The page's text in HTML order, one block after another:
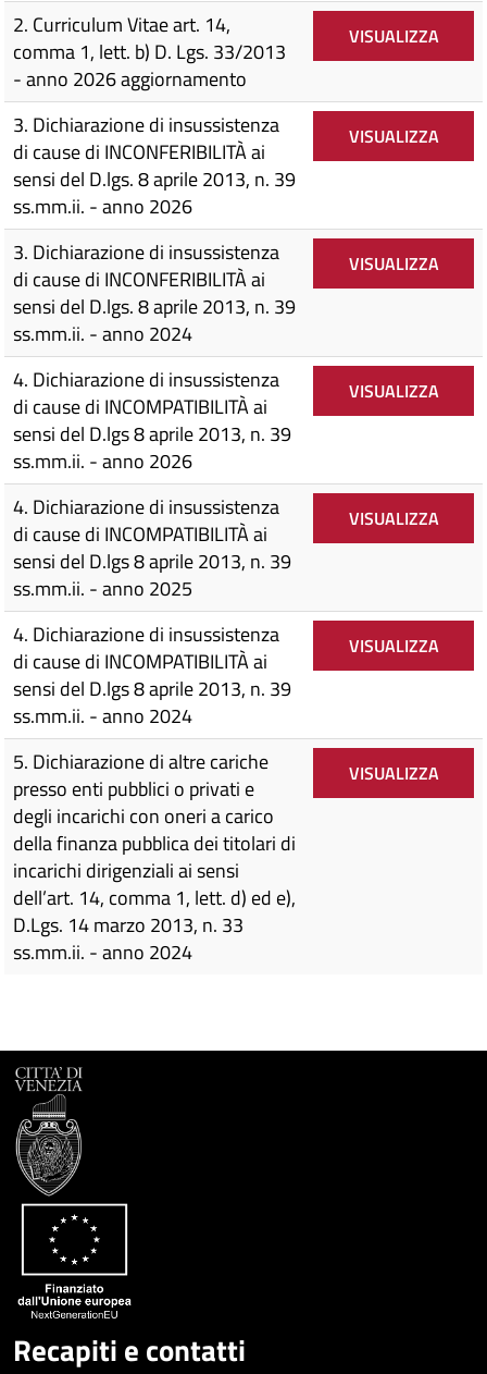
2. Curriculum Vitae art. 14,
comma 1, lett. b) D. Lgs. 33/2013
- anno 2026 aggiornamento
VISUALIZZA
3. Dichiarazione di insussistenza
di cause di INCONFERIBILITÀ ai
sensi del D.lgs. 8 aprile 2013, n. 39
ss.mm.ii. - anno 2026
VISUALIZZA
3. Dichiarazione di insussistenza
di cause di INCONFERIBILITÀ ai
sensi del D.lgs. 8 aprile 2013, n. 39
ss.mm.ii. - anno 2024
VISUALIZZA
4. Dichiarazione di insussistenza
di cause di INCOMPATIBILITÀ ai
sensi del D.lgs 8 aprile 2013, n. 39
ss.mm.ii. - anno 2026
VISUALIZZA
4. Dichiarazione di insussistenza
di cause di INCOMPATIBILITÀ ai
sensi del D.lgs 8 aprile 2013, n. 39
ss.mm.ii. - anno 2025
VISUALIZZA
4. Dichiarazione di insussistenza
di cause di INCOMPATIBILITÀ ai
sensi del D.lgs 8 aprile 2013, n. 39
ss.mm.ii. - anno 2024
VISUALIZZA
5. Dichiarazione di altre cariche
presso enti pubblici o privati e
degli incarichi con oneri a carico
della finanza pubblica dei titolari di
incarichi dirigenziali ai sensi
dell’art. 14, comma 1, lett. d) ed e),
D.Lgs. 14 marzo 2013, n. 33
ss.mm.ii. - anno 2024
VISUALIZZA
Recapiti e contatti